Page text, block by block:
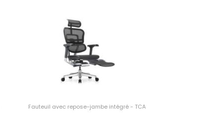
Fauteuil avec repose-jambe intégré - TCA